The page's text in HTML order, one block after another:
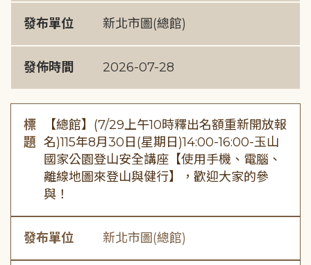
發布單位 新北市圖(總館)
發佈時間 2026-07-28
標
題
【總館】(7/29上午10時釋出名額重新開放報
名)115年8月30日(星期日)14:00-16:00-玉山
國家公園登山安全講座【使用手機、電腦、
離線地圖來登山與健行】，歡迎大家的參
與！
發布單位 新北市圖(總館)